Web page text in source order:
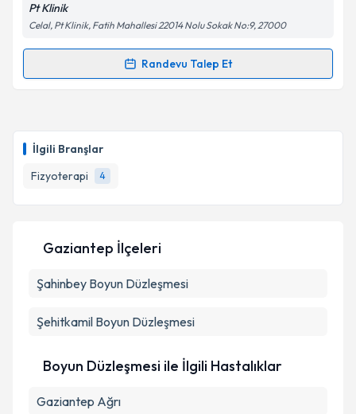
İlgili Branşlar
Fizyoterapi
4
Metni'ni okudum ve kişisel verilerimin belirtilen
kapsamda işlenmesini kabul ediyorum.
Pt Klinik
Celal, Pt Klinik, Fatih Mahallesi 22014 Nolu Sokak No:9, 27000
Randevu Talep Et
Randevu Takvimi Talebi
hazırlandığında e-posta ile bilgilendireceğiz.
E-posta Adresiniz
Metni'ni okudum ve kişisel verilerimin belirtilen
Gaziantep İlçeleri
Şahinbey Boyun Düzleşmesi
Şehitkamil Boyun Düzleşmesi
Boyun Düzleşmesi ile İlgili Hastalıklar
Gaziantep Ağrı